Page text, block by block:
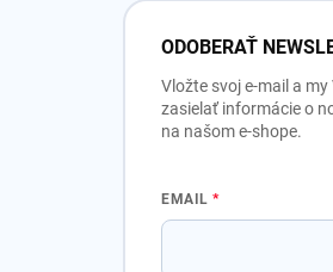
ODOBERAŤ
Vložte svoj e-mail a
zasielať informácie o
na našom e-shope.
EMAIL